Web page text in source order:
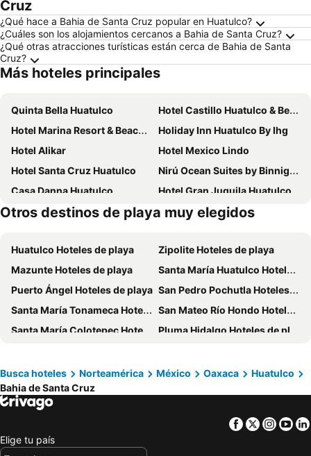
Cruz
¿Qué hace a Bahia de Santa Cruz popular en Huatulco?
¿Cuáles son los alojamientos cercanos a Bahia de Santa Cruz?
¿Qué otras atracciones turísticas están cerca de Bahia de Santa
Cruz?
Más hoteles principales
Quinta Bella Huatulco
Hotel Castillo Huatulco & Beach Club
Hotel Marina Resort & Beach Club Huatulco
Holiday Inn Huatulco By Ihg
Hotel Alikar
Hotel Mexico Lindo
Hotel Santa Cruz Huatulco
Nirú Ocean Suites by Binniguenda
Casa Danna Huatulco
Hotel Gran Juquila Huatulco
Celeste Beach Residences Huatulco Curamoria Collection
Best Western Posada Chahue
Hotel Suite Las Valkirias
Hotel Guivá Huatulco
Capri Huatulco
Casa Blanca Del Sol Tangolunda
Hotel Doña Mary Huatulco
Real Aligheri
Hotel Boutique Eden Costa
Hotel Mexicana Huatulco
Las Palmas
Mision de los Arcos
Aloha
Plaza Conejo
Oasis Chahue
Santuario San Agustin
Otros destinos de playa muy elegidos
Huatulco Hoteles de playa
Zipolite Hoteles de playa
Mazunte Hoteles de playa
Santa María Huatulco Hoteles de playa
Puerto Ángel Hoteles de playa San Pedro Pochutla Hoteles de playa
Santa María Tonameca Hoteles de playa
San Mateo Río Hondo Hoteles de playa
Santa María Colotepec Hoteles de playa
Pluma Hidalgo Hoteles de playa
Busca hoteles
Norteamérica México Oaxaca
Huatulco
Bahia de Santa Cruz
Facebook
Twitter
Elige tu país